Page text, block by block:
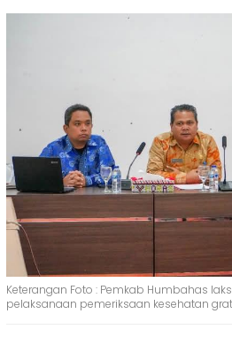
Keterangan Foto : Pemkab Humbahas
pelaksanaan pemeriksaan kesehatan